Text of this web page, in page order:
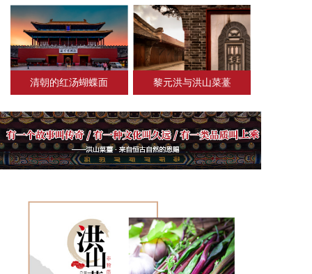
清朝的红汤蝴蝶面 黎元洪与洪山菜薹